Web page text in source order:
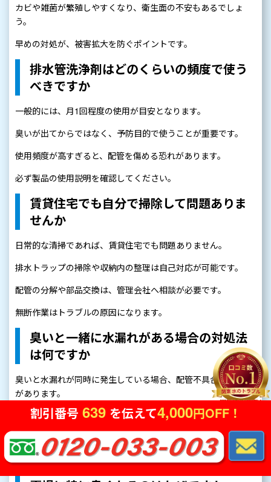
カビや雑菌が繁殖しやすくなり、衛生面の不安もあるでしょ
う。
早めの対処が、被害拡大を防ぐポイントです。
排水管洗浄剤はどのくらいの頻度で使う
べきですか
一般的には、月1回程度の使用が目安となります。
臭いが出てからではなく、予防目的で使うことが重要です。
使用頻度が高すぎると、配管を傷める恐れがあります。
必ず製品の使用説明を確認してください。
賃貸住宅でも自分で掃除して問題ありま
せんか
日常的な清掃であれば、賃貸住宅でも問題ありません。
排水トラップの掃除や収納内の整理は自己対応が可能です。
配管の分解や部品交換は、管理会社へ相談が必要です。
無断作業はトラブルの原因になります。
臭いと一緒に水漏れがある場合の対処法
は何ですか
臭いと水漏れが同時に発生している場合、配管不具合の可能性
があります。
応急的に使用を控え、元栓を閉める対応が必要です。
自己判断で修理を行うことは避けてください。
早めに専門業者へ連絡しましょう。
割引番号 639を伝えて4,000円OFF！